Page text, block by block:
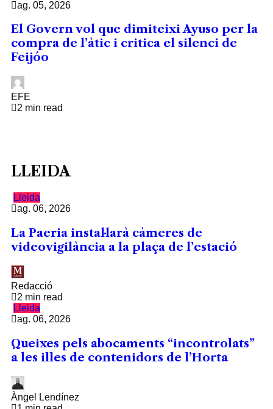
ag. 05, 2026
El Govern vol que dimiteixi Ayuso per la
compra de l’àtic i critica el silenci de
Feijóo
EFE
2 min read
LLEIDA
Lleida
ag. 06, 2026
La Paeria instal·larà càmeres de
videovigilància a la plaça de l’estació
Redacció
2 min read
Lleida
ag. 06, 2026
Queixes pels abocaments “incontrolats”
a les illes de contenidors de l’Horta
Àngel Lendínez